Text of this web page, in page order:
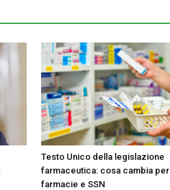
Testo Unico della legislazione
farmaceutica: cosa cambia per
farmacie e SSN